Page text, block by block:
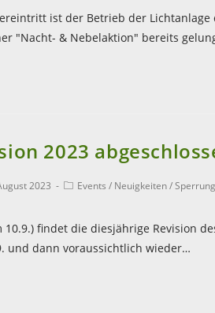
ist der Betrieb der Lichtanlage
"Nacht- & Nebelaktion" bereits
2023
2023 Events / Neuigkeiten/
10.9.) findet die diesjährige Revision
und dann voraussichtlich wieder…